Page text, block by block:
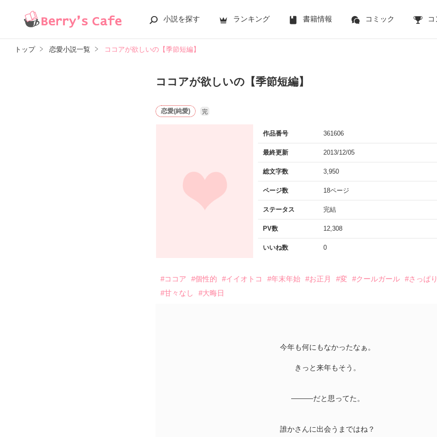
小説を探す ランキング 書籍情報 コミック
トップ 恋愛小説一覧 ココアが欲しいの【季節短編】
ココアが欲しいの【季節短編】
恋愛(純愛) 完
作品番号 361606
最終更新 2013/12/05
総文字数 3,950
ページ数 18ページ
ステータス 完結
PV数 12,308
いいね数 0
#ココア #個性的 #イイオトコ #年末年始 #お正月 #変 #クールガール
#さっぱ
#甘々なし
#大晦日
今年も何にもなかったなぁ。
きっと来年もそう。
―――だと思ってた。
誰かさんに出会うまではね？